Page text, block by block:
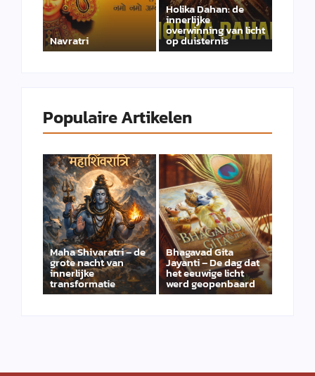
Navratri
Holika Dahan: de
innerlijke
overwinning van licht
op duisternis
Populaire Artikelen
Maha Shivaratri – de
grote nacht van
innerlijke
transformatie
Bhagavad Gita
Jayanti – De dag dat
het eeuwige licht
werd geopenbaard